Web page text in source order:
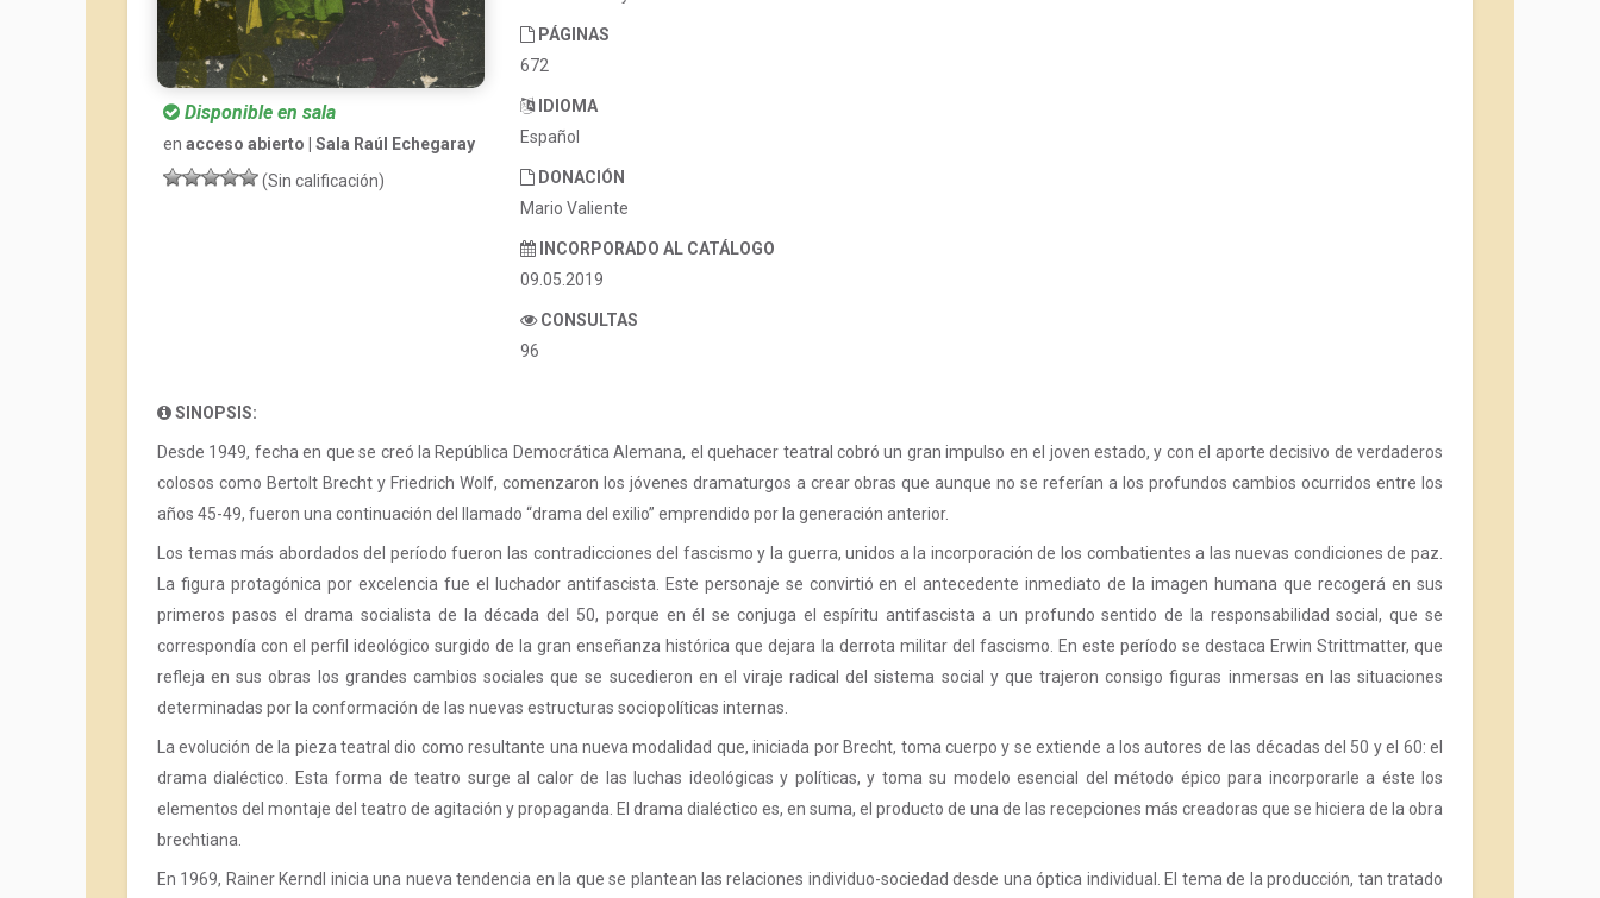
Disponible en sala
en acceso abierto | Sala Raúl Echegaray
(Sin calificación)
PÁGINAS
672
IDIOMA
Español
DONACIÓN
Mario Valiente
INCORPORADO AL CATÁLOGO
09.05.2019
CONSULTAS
96
SINOPSIS:
Desde 1949, fecha en que se creó la República Democrática Alemana, el quehacer teatral cobró un gran impulso en el joven estado, y con el aporte decisivo de verdaderos
colosos como Bertolt Brecht y Friedrich Wolf, comenzaron los jóvenes dramaturgos a crear obras que aunque no se referían a los profundos cambios ocurridos entre los
años 45-49, fueron una continuación del llamado “drama del exilio” emprendido por la generación anterior.
Los temas más abordados del período fueron las contradicciones del fascismo y la guerra, unidos a la incorporación de los combatientes a las nuevas condiciones de paz.
La figura protagónica por excelencia fue el luchador antifascista. Este personaje se convirtió en el antecedente inmediato de la imagen humana que recogerá en sus
primeros pasos el drama socialista de la década del 50, porque en él se conjuga el espíritu antifascista a un profundo sentido de la responsabilidad social, que se
correspondía con el perfil ideológico surgido de la gran enseñanza histórica que dejara la derrota militar del fascismo. En este período se destaca Erwin Strittmatter, que
refleja en sus obras los grandes cambios sociales que se sucedieron en el viraje radical del sistema social y que trajeron consigo figuras inmersas en las situaciones
determinadas por la conformación de las nuevas estructuras sociopolíticas internas.
La evolución de la pieza teatral dio como resultante una nueva modalidad que, iniciada por Brecht, toma cuerpo y se extiende a los autores de las décadas del 50 y el 60: el
drama dialéctico. Esta forma de teatro surge al calor de las luchas ideológicas y políticas, y toma su modelo esencial del método épico para incorporarle a éste los
elementos del montaje del teatro de agitación y propaganda. El drama dialéctico es, en suma, el producto de una de las recepciones más creadoras que se hiciera de la obra
brechtiana.
En 1969, Rainer Kerndl inicia una nueva tendencia en la que se plantean las relaciones individuo-sociedad desde una óptica individual. El tema de la producción, tan tratado